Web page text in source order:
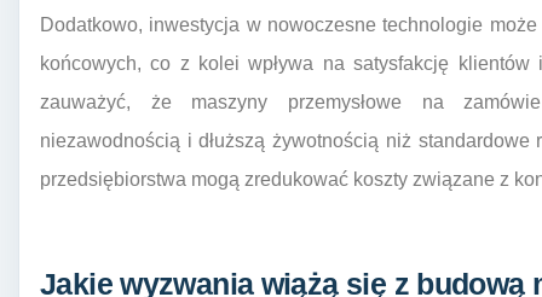
Dodatkowo, inwestycja w nowoczesne technologie
końcowych, co z kolei wpływa na satysfakcję
zauważyć, że maszyny przemysłowe na
niezawodnością i dłuższą żywotnością niż
przedsiębiorstwa mogą zredukować koszty związane z
Jakie wyzwania wiążą się z budową